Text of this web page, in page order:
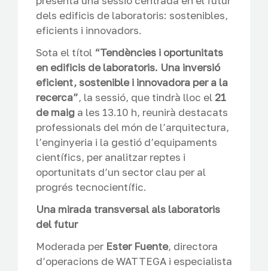
dels edificis de laboratoris: sostenibles,
eficients i innovadors.
Sota el títol “Tendències i oportunitats
en edificis de laboratoris. Una inversió
eficient, sostenible i innovadora per a la
recerca”, la sessió, que tindrà lloc el 21
de maig a les 13.10 h, reunirà destacats
professionals del món de l’arquitectura,
l’enginyeria i la gestió d’equipaments
científics, per analitzar reptes i
oportunitats d’un sector clau per al
progrés tecnocientífic.
Una mirada transversal als laboratoris
del futur
Moderada per Ester Fuente, directora
d’operacions de WATTEGA i especialista